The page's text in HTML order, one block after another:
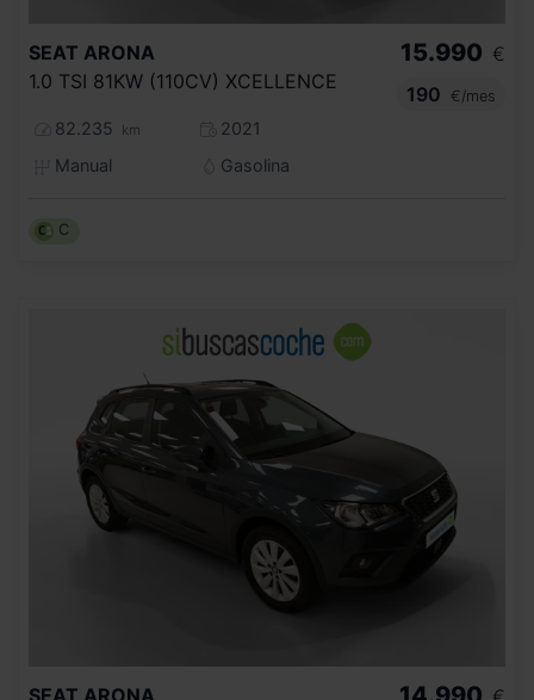
SEAT ARONA
1.0 TSI 81KW (110CV) XCELLENCE
82.235 km
2021
Manual
Gasolina
15.990 €
190
€/mes
C
SEAT ARONA